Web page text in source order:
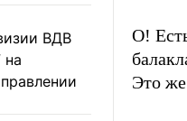
ВДВ
на
О!
Это же